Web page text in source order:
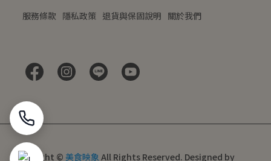
服務條款 隱私政策 退貨與保固說明 關於我們
Copyright © 美食映象 All Rights Reserved. Designed by